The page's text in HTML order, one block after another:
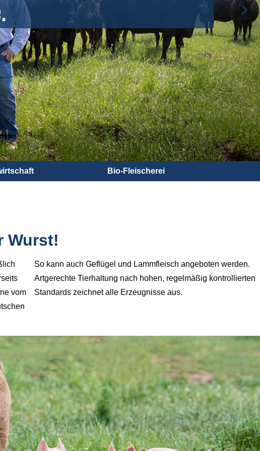
Bio-Fleischerei
Wurst!
vom
So kann auch Geflügel und Lammfleisch angeboten werden.
Artgerechte Tierhaltung nach hohen, regelmäßig kontrollierten
Standards zeichnet alle Erzeugnisse aus.